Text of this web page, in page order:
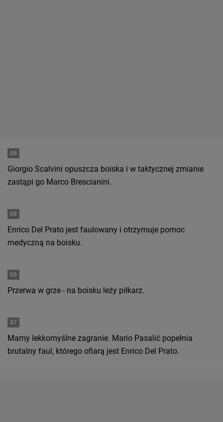
88
Giorgio Scalvini opuszcza boiska i w taktycznej zmianie
zastąpi go Marco Brescianini.
88
Enrico Del Prato jest faulowany i otrzymuje pomoc
medyczną na boisku.
88
Przerwa w grze - na boisku leży piłkarz.
87
Mamy lekkomyślne zagranie. Mario Pasalić popełnia
brutalny faul, którego ofiarą jest Enrico Del Prato.